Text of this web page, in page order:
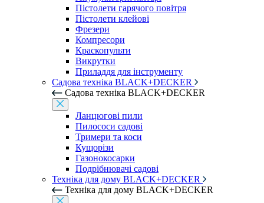
Пістолети гарячого повітря
Пістолети клейові
Фрезери
Компресори
Краскопульти
Викрутки
Приладдя для інструменту
Садова техніка BLACK+DECKER
Садова техніка BLACK+DECKER
Ланцюгові пили
Пилососи садові
Тримери та коси
Кущорізи
Газонокосарки
Подрібнювачі садові
Техніка для дому BLACK+DECKER
Техніка для дому BLACK+DECKER